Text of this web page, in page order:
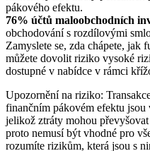
pákového efektu.
76% účtů maloobchodních
obchodování s rozdílovými
Zamyslete se, zda chápete, jak
můžete dovolit riziko vysoké
dostupné v nabídce v rámci
Upozornění na riziko:
finančním pákovém efektu
jelikož ztráty mohou
proto nemusí být vhodné pro
rozumíte rizikům, která jsou s